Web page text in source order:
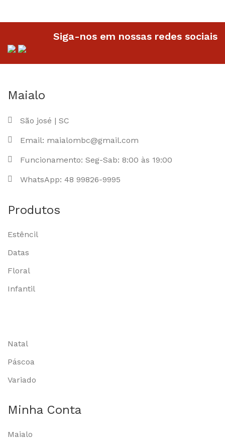
Siga-nos em nossas redes sociais
Maialo
São josé | SC
Email: maialombc@gmail.com
Funcionamento: Seg-Sab: 8:00 às 19:00
WhatsApp: 48 99826-9995
Produtos
Estêncil
Datas
Floral
Infantil
Natal
Páscoa
Variado
Minha Conta
Maialo